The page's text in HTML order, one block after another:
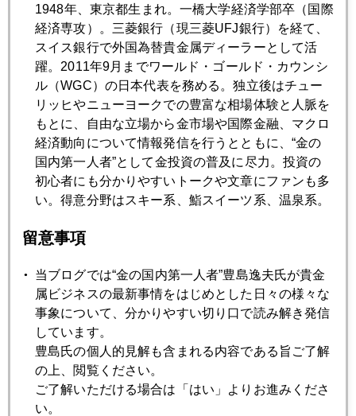
2019年08月30日
年金、破局のシナリオ
2019年08月29日
「利下げでトランプ再選リスク」元ＦＲＢ重鎮、異例の警
2019年08月28日
ＮＹ金、史上最高値更新はあるか
ウォール街で「出世」した円相場
2019年08月26日
金１５５０ドル接近、市場もアジア政情も騒然
2019年08月23日
1948年、東京都生まれ。一橋大学経済学部卒（国際
経済専攻）。三菱銀行（現三菱UFJ銀行）を経て、
スイス銀行で外国為替貴金属ディーラーとして活
躍。2011年9月までワールド・ゴールド・カウンシ
ル（WGC）の日本代表を務める。独立後はチュー
リッヒやニューヨークでの豊富な相場体験と人脈を
もとに、自由な立場から金市場や国際金融、マクロ
経済動向について情報発信を行うとともに、“金の
国内第一人者”として金投資の普及に尽力。投資の
初心者にも分かりやすいトークや文章にファンも多
い。得意分野はスキー系、鮨スイーツ系、温泉系。
留意事項
当ブログでは“金の国内第一人者”豊島逸夫氏が貴金
属ビジネスの最新事情をはじめとした日々の様々な
事象について、分かりやすい切り口で読み解き発信
しています。
豊島氏の個人的見解も含まれる内容である旨ご了解
の上、閲覧ください。
ご了解いただける場合は「はい」よりお進みくださ
い。